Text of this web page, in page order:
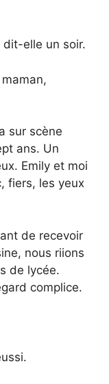
elle un soir.
sur scène
ans. Un
Emily et moi
fiers, les yeux
de recevoir
nous riions
de lycée.
complice.